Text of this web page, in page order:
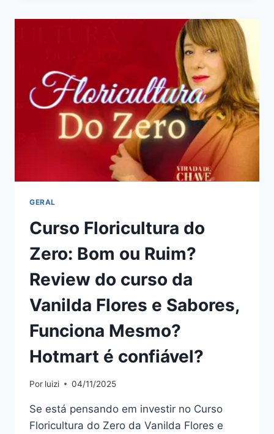
OBRA
RUIM?
REVIEW
DO
CURSO
DO
WALLACE
É
CONFIÁVEL?
GERAL
Curso Floricultura do
Zero: Bom ou Ruim?
Review do curso da
Vanilda Flores e Sabores,
Funciona Mesmo?
Hotmart é confiável?
Por luizi 04/11/2025
Se está pensando em investir no Curso
Floricultura do Zero da Vanilda Flores e